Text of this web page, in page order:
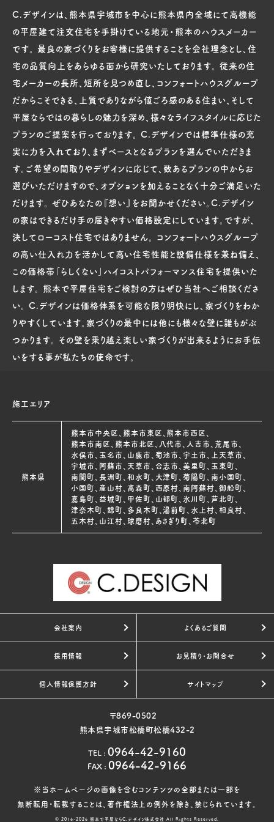
C.デザインは、熊本県宇城市を中心に熊本県内全域にて高機能
の平屋建て注文住宅を手掛けている地元・熊本のハウスメーカー
です。 最良の家づくりをお客様に提供することを会社理念とし、住
宅の品質向上をあらゆる面から研究いたしております。 従来の住
宅メーカーの長所、短所を見つめ直し、コンフォートハウスグループ
だからこそできる、上質でありながら値ごろ感のある住まい、そして
平屋ならではの暮らしの魅力を深め、様々なライフスタイルに応じた
プランのご提案を行っております。 C.デザインでは標準仕様の充
実に力を入れており、まずベースとなるプランを選んでいただきま
す。ご希望の間取りやデザインに応じて、数あるプランの中からお
選びいただけますので、オプションを加えることなく十分ご満足いた
だけます。 ぜひあなたの『想い』をお聞かせください。C.デザイン
の家はできるだけ手の届きやすい価格設定にしています。ですが、
決してローコスト住宅ではありません。 コンフォートハウスグループ
の高い仕入れ力を活かして高い住宅性能と設備仕様を兼ね備え、
この価格帯「らしくない」ハイコストパフォーマンス住宅を提供いた
します。 熊本で平屋住宅をご検討の方はぜひ当社へご相談くださ
い。 C.デザインは価格体系を可能な限り明快にし、家づくりをわか
りやすくしています。家づくりの最中には他にも様々な壁に誰もがぶ
つかります。 その壁を乗り越え楽しい家づくりが出来るようにお手伝
いをする事が私たちの使命です。
施工エリア
熊本県
熊本市中央区、熊本市東区、熊本市西区、
熊本市南区、熊本市北区、八代市、人吉市、荒尾市、
水俣市、玉名市、山鹿市、菊池市、宇土市、上天草市、
宇城市、阿蘇市、天草市、合志市、美里町、玉東町、
南関町、長洲町、和水町、大津町、菊陽町、南小国町、
小国町、産山村、高森町、西原村、南阿蘇村、御船町、
嘉島町、益城町、甲佐町、山都町、氷川町、芦北町、
津奈木町、錦町、多良木町、湯前町、水上村、相良村、
五木村、山江村、球磨村、あさぎり町、苓北町
会社案内 よくあるご質問
採用情報 お見積り・お問合せ
個人情報保護方針 サイトマップ
〒869-0502
熊本県宇城市松橋町松橋432-2
TEL : 0964-42-9160
FAX : 0964-42-9166
※当ホームページの画像を含むコンテンツの全部または一部を
無断転用・転載することは、著作権法上の例外を除き、禁じられています。
© 2016-2026熊本で平屋ならC.デザイン株式会社 All Rights Reserved.